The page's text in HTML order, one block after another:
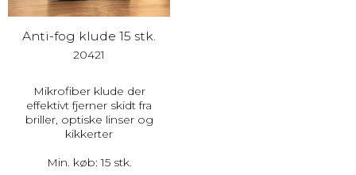
Anti-fog klude 15 stk.
20421
Mikrofiber klude der
effektivt fjerner skidt fra
briller, optiske linser og
kikkerter
Min. køb: 15 stk.